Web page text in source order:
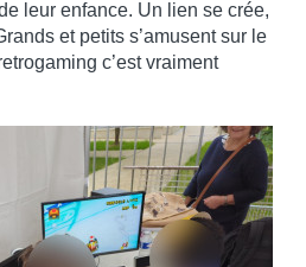
leur enfance. Un lien se crée,
et petits s’amusent sur le
c’est vraiment